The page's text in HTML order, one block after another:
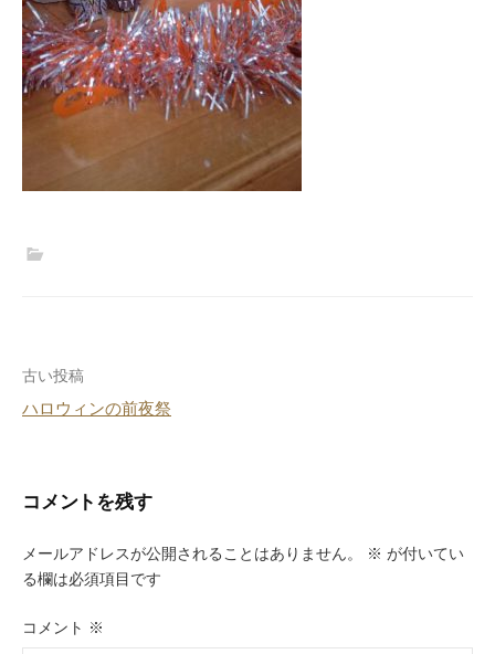
投
稿
ビ
ゲ
ー
シ
古い投稿
ハロウィンの前夜祭
コメントを残す
メールアドレスが公開されることはありません。 ※ が付いてい
る欄は必須項目です
コメント ※